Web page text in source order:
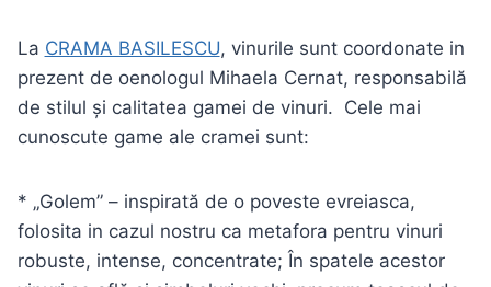
La CRAMA BASILESCU, vinurile sunt coordonate in
prezent de oenologul Mihaela Cernat, responsabilă
de stilul și calitatea gamei de vinuri. Cele mai
cunoscute game ale cramei sunt:
* „Golem” – inspirată de o poveste evreiasca,
folosita in cazul nostru ca metafora pentru vinuri
robuste, intense, concentrate; În spatele acestor